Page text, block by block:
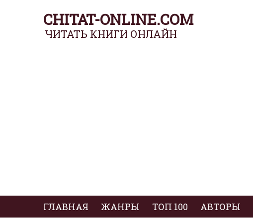
CHITAT-ONLINE.COM
ЧИТАТЬ КНИГИ ОНЛАЙН
ГЛАВНАЯ ЖАНРЫ ТОП 100 АВТОРЫ